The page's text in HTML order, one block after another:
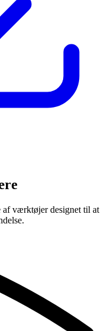
af værktøjer designet til at